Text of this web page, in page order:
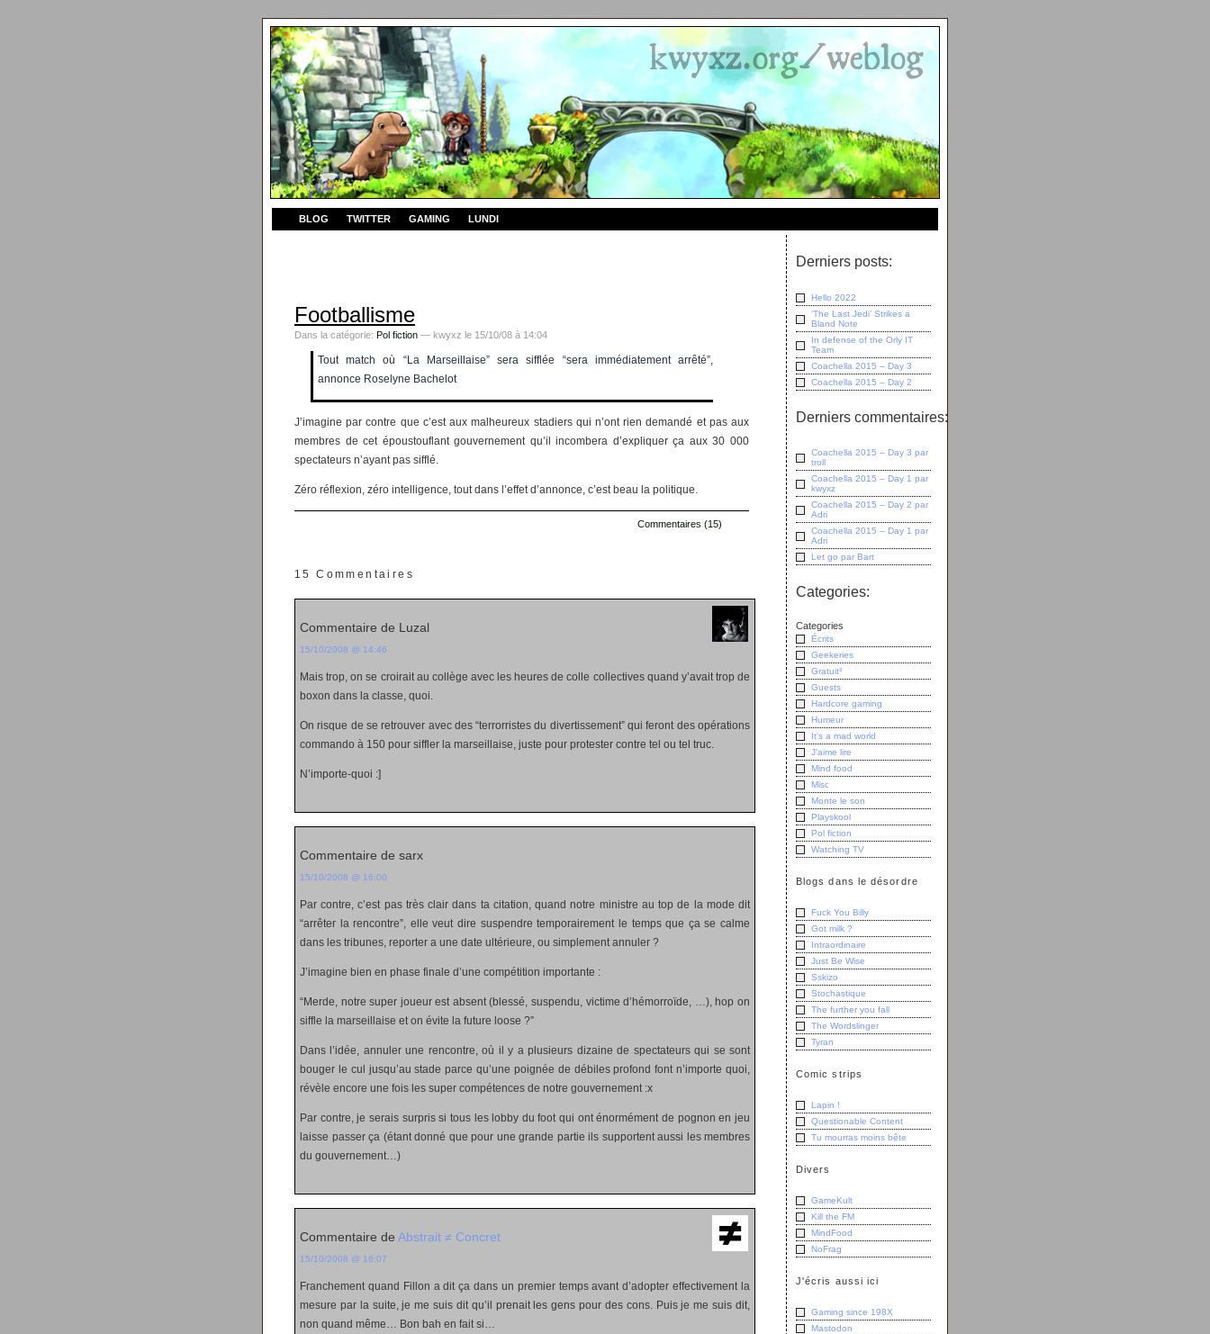
BLOG TWITTER GAMING LUNDI
Footballisme
Dans la catégorie: Pol fiction — kwyxz le 15/10/08 à 14:04
Tout match où “La Marseillaise” sera sifflée “sera immédiatement arrêté”,
annonce Roselyne Bachelot
J’imagine par contre que c’est aux malheureux stadiers qui n’ont rien demandé et pas aux
membres de cet époustouflant gouvernement qu’il incombera d’expliquer ça aux 30 000
spectateurs n’ayant pas sifflé.
Zéro réflexion, zéro intelligence, tout dans l’effet d’annonce, c’est beau la politique.
Commentaires (15)
15 Commentaires
Commentaire de Luzal
15/10/2008 @ 14:46
Mais trop, on se croirait au collège avec les heures de colle collectives quand y’avait trop de
boxon dans la classe, quoi.
On risque de se retrouver avec des “terrorristes du divertissement” qui feront des opérations
commando à 150 pour siffler la marseillaise, juste pour protester contre tel ou tel truc.
N’importe-quoi :]
Commentaire de sarx
15/10/2008 @ 16:00
Par contre, c’est pas très clair dans ta citation, quand notre ministre au top de la mode dit
“arrêter la rencontre”, elle veut dire suspendre temporairement le temps que ça se calme
dans les tribunes, reporter a une date ultérieure, ou simplement annuler ?
J’imagine bien en phase finale d’une compétition importante :
“Merde, notre super joueur est absent (blessé, suspendu, victime d’hémorroïde, …), hop on
siffle la marseillaise et on évite la future loose ?”
Dans l’idée, annuler une rencontre, où il y a plusieurs dizaine de spectateurs qui se sont
bouger le cul jusqu’au stade parce qu’une poignée de débiles profond font n’importe quoi,
révèle encore une fois les super compétences de notre gouvernement :x
Par contre, je serais surpris si tous les lobby du foot qui ont énormément de pognon en jeu
laisse passer ça (étant donné que pour une grande partie ils supportent aussi les membres
du gouvernement…)
Commentaire de Abstrait ≠ Concret
15/10/2008 @ 16:07
Franchement quand Fillon a dit ça dans un premier temps avant d’adopter effectivement la
mesure par la suite, je me suis dit qu’il prenait les gens pour des cons. Puis je me suis dit,
non quand même… Bon bah en fait si…
Derniers posts:
Hello 2022
‘The Last Jedi’ Strikes a
Bland Note
In defense of the Orly IT
Team
Coachella 2015 – Day 3
Coachella 2015 – Day 2
Derniers commentaires:
Coachella 2015 – Day 3 par
troll
Coachella 2015 – Day 1 par
kwyxz
Coachella 2015 – Day 2 par
Adri
Coachella 2015 – Day 1 par
Adri
Let go par Bart
Categories:
Categories
Écrits
Geekeries
Gratuit³
Guests
Hardcore gaming
Humeur
It's a mad world
J'aime lire
Mind food
Misc
Monte le son
Playskool
Pol fiction
Watching TV
Blogs dans le désordre
Fuck You Billy
Got milk ?
Intraordinaire
Just Be Wise
Sskizo
Stochastique
The further you fall
The Wordslinger
Tyran
Comic strips
Lapin !
Questionable Content
Tu mourras moins bête
Divers
GameKult
Kill the FM
MindFood
NoFrag
J'écris aussi ici
Gaming since 198X
Mastodon